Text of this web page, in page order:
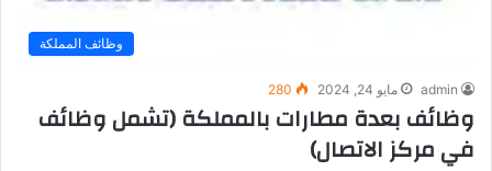
وظائف المملكة
admin مايو 24, 2024 280
وظائف بعدة مطارات بالمملكة (تشمل وظائف
في مركز الاتصال)